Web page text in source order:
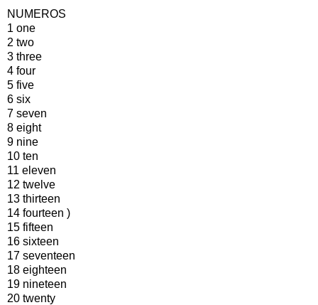
NUMEROS
1 one
2 two
3 three
4 four
5 five
6 six
7 seven
8 eight
9 nine
10 ten
11 eleven
12 twelve
13 thirteen
14 fourteen )
15 fifteen
16 sixteen
17 seventeen
18 eighteen
19 nineteen
20 twenty